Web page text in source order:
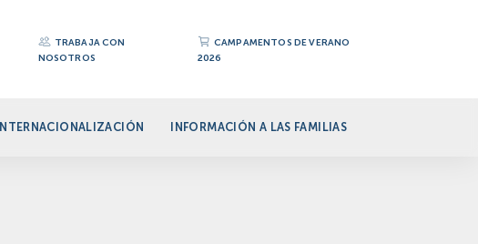
TRABAJA CON
NOSOTROS
CAMPAMENTOS DE VERANO
2026
INTERNACIONALIZACIÓN INFORMACIÓN A LAS FAMILIAS